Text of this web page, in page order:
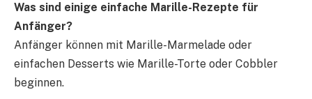
Was sind einige einfache Marille-Rezepte für
Anfänger?
Anfänger können mit Marille-Marmelade oder
einfachen Desserts wie Marille-Torte oder Cobbler
beginnen.